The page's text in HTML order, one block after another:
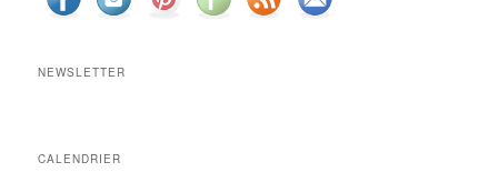
NEWSLETTER
CALENDRIER